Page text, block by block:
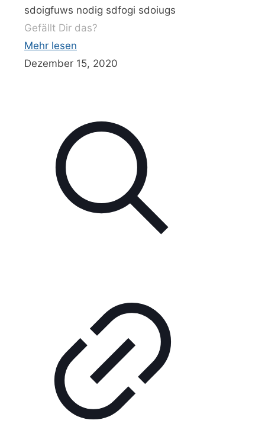
sdoigfuws nodig sdfogi sdoiugs
Gefällt Dir das?
Mehr lesen
Dezember 15, 2020